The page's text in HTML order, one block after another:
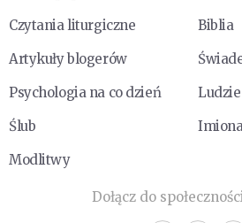
Czytania liturgiczne
Biblia
Artykuły blogerów
Psychologia na co dzień
Ślub
Modlitwy
Dołącz do